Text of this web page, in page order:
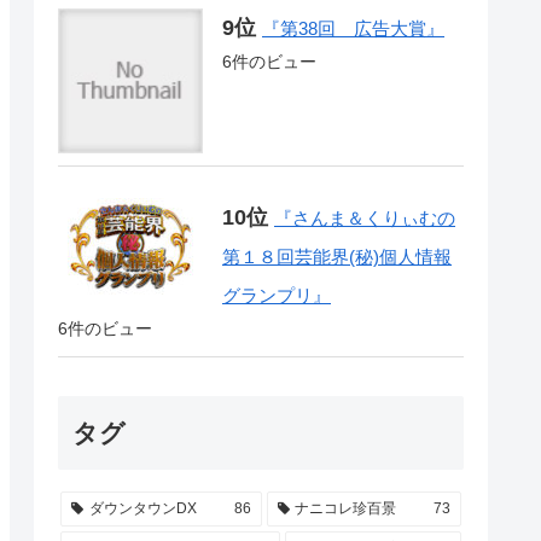
『第38回 広告大賞』
6件のビュー
『さんま＆くりぃむの
第１８回芸能界(秘)個人情報
グランプリ』
6件のビュー
タグ
ダウンタウンDX 86 ナニコレ珍百景 73